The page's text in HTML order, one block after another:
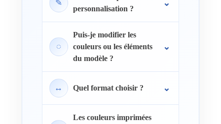
✎
personnalisation ?
◌
Puis-je modifier les
couleurs ou les éléments
du modèle ?
↔ Quel format choisir ?
Les couleurs imprimées